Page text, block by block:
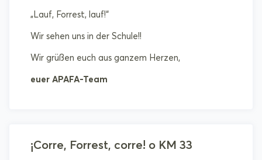
„Lauf, Forrest, lauf!“
Wir sehen uns in der Schule!!
Wir grüßen euch aus ganzem Herzen,
euer APAFA-Team
¡Corre, Forrest, corre! o KM 33